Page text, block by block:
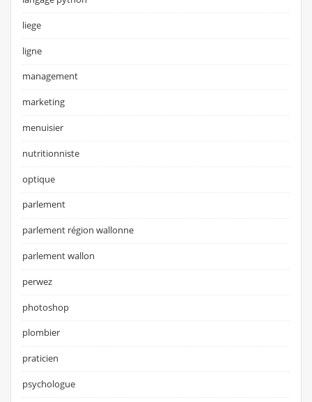
liege
ligne
management
marketing
menuisier
nutritionniste
optique
parlement
parlement région wallonne
parlement wallon
perwez
photoshop
plombier
praticien
psychologue